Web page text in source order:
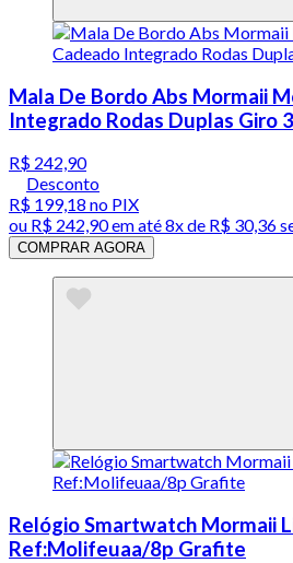
Mala De Bordo Abs Mormaii
Integrado Rodas Duplas Giro
R$ 242,90
Desconto
R$ 199,18 no PIX
ou R$ 242,90em até8x de R$ 30,36
COMPRAR AGORA
Relógio Smartwatch Mormaii
Ref:Molifeuaa/8p Grafite